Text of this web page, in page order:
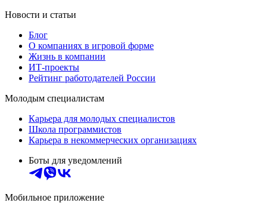
Новости и статьи
Блог
О компаниях в игровой форме
Жизнь в компании
ИТ-проекты
Рейтинг работодателей России
Молодым специалистам
Карьера для молодых специалистов
Школа программистов
Карьера в некоммерческих организациях
Боты для уведомлений
Мобильное приложение